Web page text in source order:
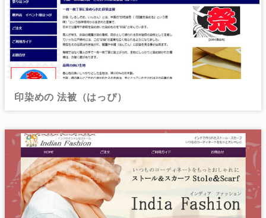
印染めの 法被（はっぴ）